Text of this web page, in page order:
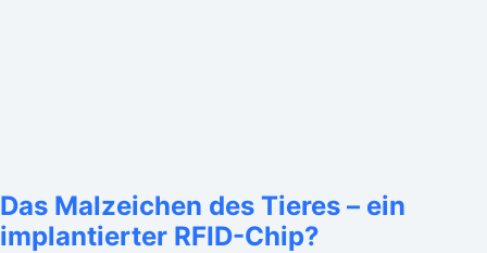
Das Malzeichen des Tieres – ein
implantierter RFID-Chip?